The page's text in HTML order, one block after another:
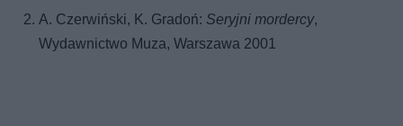
A. Czerwiński, K. Gradoń: Seryjni mordercy,
Wydawnictwo Muza, Warszawa 2001